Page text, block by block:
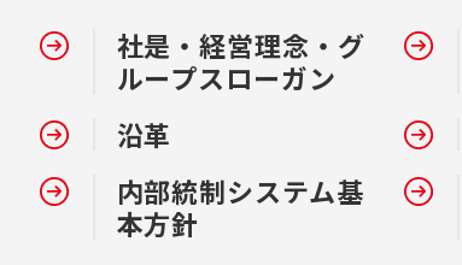
社是・経営理念・グ
ループスローガン
沿革
内部統制システム基
本方針